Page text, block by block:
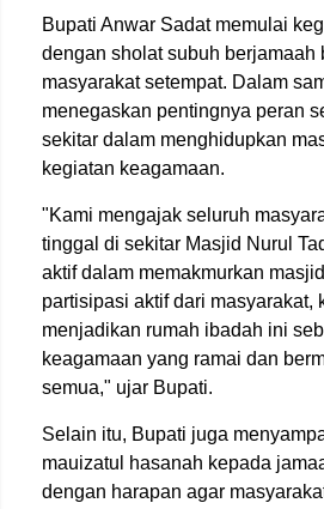
Bupati Anwar Sadat memulai
dengan sholat subuh berjamaah
masyarakat setempat. Dalam
menegaskan pentingnya peran
sekitar dalam menghidupkan
kegiatan keagamaan.
"Kami mengajak seluruh
tinggal di sekitar Masjid Nurul
aktif dalam memakmurkan
partisipasi aktif dari masyarakat,
menjadikan rumah ibadah ini
keagamaan yang ramai dan
semua," ujar Bupati.
Selain itu, Bupati juga
mauizatul hasanah kepada
dengan harapan agar